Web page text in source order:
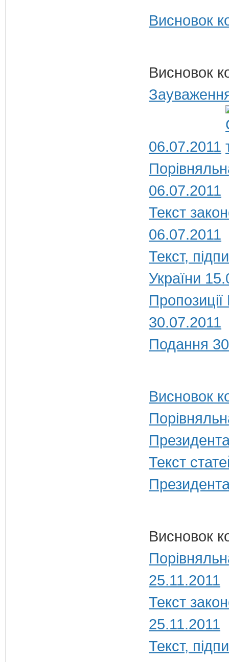
Висновок
Висновок
06.07.2011
06.07.2011
Текст
06.07.2011
Текст,
України
30.07.2011
Подання
Висновок
Текст
Висновок
25.11.2011
Текст
25.11.2011
Текст,